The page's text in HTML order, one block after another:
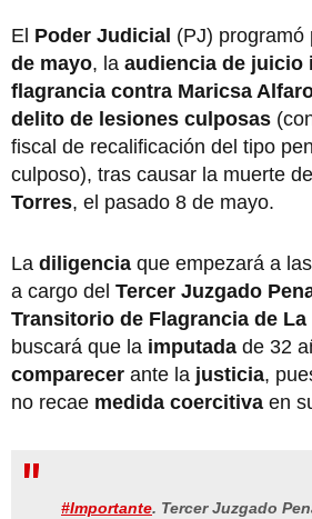
El Poder Judicial (PJ) programó
de mayo, la audiencia de juicio
flagrancia contra Maricsa
delito de lesiones culposas
fiscal de recalificación del tipo
culposo), tras causar la muerte de
Torres, el pasado 8 de mayo.
La diligencia que empezará a las
a cargo del Tercer Juzgado
Transitorio de Flagrancia de
buscará que la imputada de 32
comparecer ante la justicia,
no recae medida coercitiva en
#Importante. Tercer Juzgado